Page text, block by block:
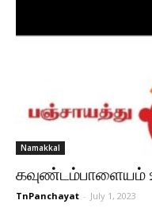
Namakkal
கவுண்டம்பாளையம்
TnPanchayat - July 1, 2023